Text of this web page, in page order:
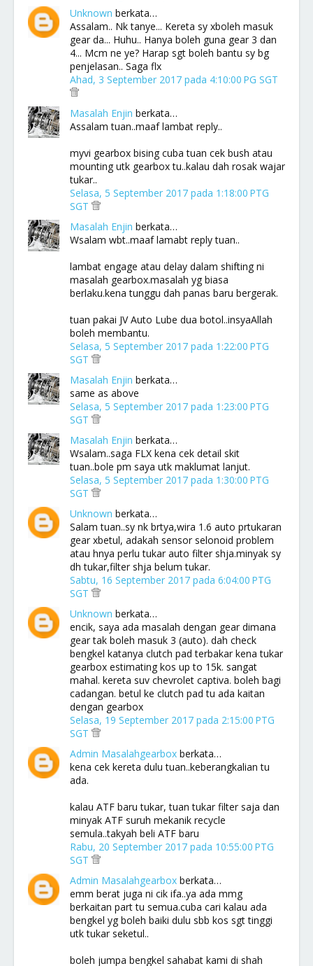
Unknown berkata…
Assalam.. Nk tanye... Kereta sy xboleh masuk
gear da... Huhu.. Hanya boleh guna gear 3 dan
4... Mcm ne ye? Harap sgt boleh bantu sy bg
penjelasan.. Saga flx
Ahad, 3 September 2017 pada 4:10:00 PG SGT
Masalah Enjin berkata…
Assalam tuan..maaf lambat reply..
myvi gearbox bising cuba tuan cek bush atau
mounting utk gearbox tu..kalau dah rosak wajar
tukar..
Selasa, 5 September 2017 pada 1:18:00 PTG
SGT
Masalah Enjin berkata…
Wsalam wbt..maaf lamabt reply tuan..
lambat engage atau delay dalam shifting ni
masalah gearbox.masalah yg biasa
berlaku.kena tunggu dah panas baru bergerak.
tuan pakai JV Auto Lube dua botol..insyaAllah
boleh membantu.
Selasa, 5 September 2017 pada 1:22:00 PTG
SGT
Masalah Enjin berkata…
same as above
Selasa, 5 September 2017 pada 1:23:00 PTG
SGT
Masalah Enjin berkata…
Wsalam..saga FLX kena cek detail skit
tuan..bole pm saya utk maklumat lanjut.
Selasa, 5 September 2017 pada 1:30:00 PTG
SGT
Unknown berkata…
Salam tuan..sy nk brtya,wira 1.6 auto prtukaran
gear xbetul, adakah sensor selonoid problem
atau hnya perlu tukar auto filter shja.minyak sy
dh tukar,filter shja belum tukar.
Sabtu, 16 September 2017 pada 6:04:00 PTG
SGT
Unknown berkata…
encik, saya ada masalah dengan gear dimana
gear tak boleh masuk 3 (auto). dah check
bengkel katanya clutch pad terbakar kena tukar
gearbox estimating kos up to 15k. sangat
mahal. kereta suv chevrolet captiva. boleh bagi
cadangan. betul ke clutch pad tu ada kaitan
dengan gearbox
Selasa, 19 September 2017 pada 2:15:00 PTG
SGT
Admin Masalahgearbox berkata…
kena cek kereta dulu tuan..keberangkalian tu
ada.
kalau ATF baru tukar, tuan tukar filter saja dan
minyak ATF suruh mekanik recycle
semula..takyah beli ATF baru
Rabu, 20 September 2017 pada 10:55:00 PTG
SGT
Admin Masalahgearbox berkata…
emm berat juga ni cik ifa..ya ada mmg
berkaitan part tu semua.cuba cari kalau ada
bengkel yg boleh baiki dulu sbb kos sgt tinggi
utk tukar seketul..
boleh jumpa bengkel sahabat kami di shah